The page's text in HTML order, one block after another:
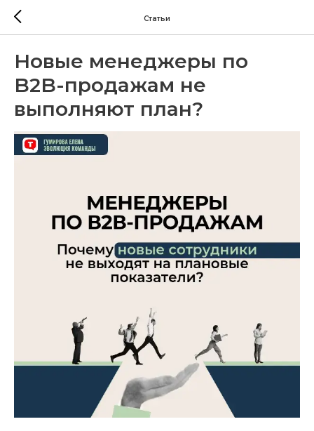
Статьи
Новые менеджеры по
B2B-продажам не
выполняют план?